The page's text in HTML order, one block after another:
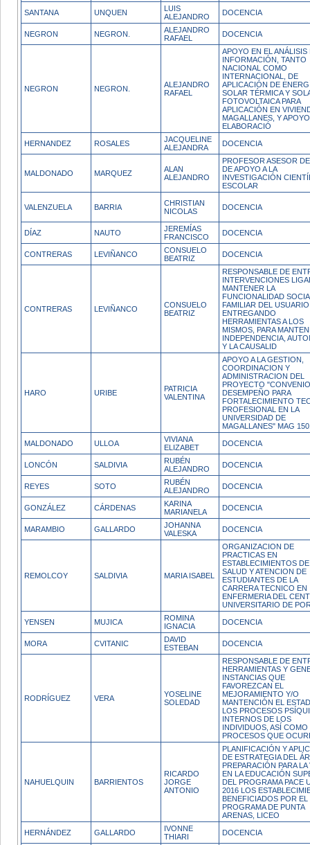
SANTANA UNQUEN
LUIS
ALEJANDRO
DOCENCIA
NEGRON NEGRON.
ALEJANDRO
RAFAEL
DOCENCIA
NEGRON NEGRON.
ALEJANDRO
RAFAEL
APOYO EN EL ANÁLISIS
INFORMACIÓN, TANTO
NACIONAL COMO
INTERNACIONAL, DE
APLICACIÓN DE
SOLAR TÉRMICA Y
FOTOVOLTAICA PARA
APLICACIÓN EN
MAGALLANES, Y
ELABORACIÓ
HERNANDEZ ROSALES
JACQUELINE
ALEJANDRA
DOCENCIA
MALDONADO MARQUEZ
ALAN
ALEJANDRO
PROFESOR ASESOR
DE APOYO A LA
INVESTIGACIÓN
ESCOLAR
VALENZUELA BARRIA
CHRISTIAN
NICOLAS
DOCENCIA
DÍAZ NAUTO
JEREMÍAS
FRANCISCO
DOCENCIA
CONTRERAS LEVIÑANCO
CONSUELO
BEATRIZ
DOCENCIA
CONTRERAS LEVIÑANCO
CONSUELO
BEATRIZ
RESPONSABLE DE
INTERVENCIONES
MANTENER LA
FUNCIONALIDAD
FAMILIAR DEL
ENTREGANDO
HERRAMIENTAS A LOS
MISMOS, PARA
INDEPENDENCIA,
Y LA CAUSALID
HARO URIBE
PATRICIA
VALENTINA
APOYO A LA GESTION,
COORDINACION Y
ADMINISTRACION DEL
PROYECTO
DESEMPEÑO PARA
FORTALECIMIENTO
PROFESIONAL EN LA
UNIVERSIDAD DE
MAGALLANES" MAG
MALDONADO ULLOA
VIVIANA
ELIZABET
DOCENCIA
LONCÓN SALDIVIA
RUBÉN
ALEJANDRO
DOCENCIA
REYES SOTO
RUBÉN
ALEJANDRO
DOCENCIA
GONZÁLEZ CÁRDENAS
KARINA
MARIANELA
DOCENCIA
MARAMBIO GALLARDO
JOHANNA
VALESKA
DOCENCIA
REMOLCOY SALDIVIA MARIA ISABEL
ORGANIZACION DE
PRACTICAS EN
ESTABLECIMIENTOS DE
SALUD Y ATENCION DE
ESTUDIANTES DE LA
CARRERA TECNICO EN
ENFERMERIA DEL
UNIVERSITARIO DE
YENSEN MUJICA
ROMINA
IGNACIA
DOCENCIA
MORA CVITANIC
DAVID
ESTEBAN
DOCENCIA
RODRÍGUEZ VERA
YOSELINE
SOLEDAD
RESPONSABLE DE
HERRAMIENTAS Y
INSTANCIAS QUE
FAVOREZCAN EL
MEJORAMIENTO Y/O
MANTENCIÓN EL
LOS PROCESOS
INTERNOS DE LOS
INDIVIDUOS, ASÍ COMO
PROCESOS QUE
NAHUELQUIN BARRIENTOS
RICARDO
JORGE
ANTONIO
PLANIFICACIÓN Y
DE ESTRATEGIA DEL
PREPARACIÓN PARA LA
EN LA EDUCACIÓN
DEL PROGRAMA PACE
2016 LOS
BENEFICIADOS POR EL
PROGRAMA DE PUNTA
ARENAS, LICEO
HERNÁNDEZ GALLARDO
IVONNE
THIARI
DOCENCIA